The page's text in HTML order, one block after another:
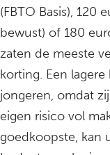
(FBTO Basis), 120
bewust) of 180
zaten de meeste
korting. Een
jongeren, omdat
eigen risico vol
goedkoopste, kan